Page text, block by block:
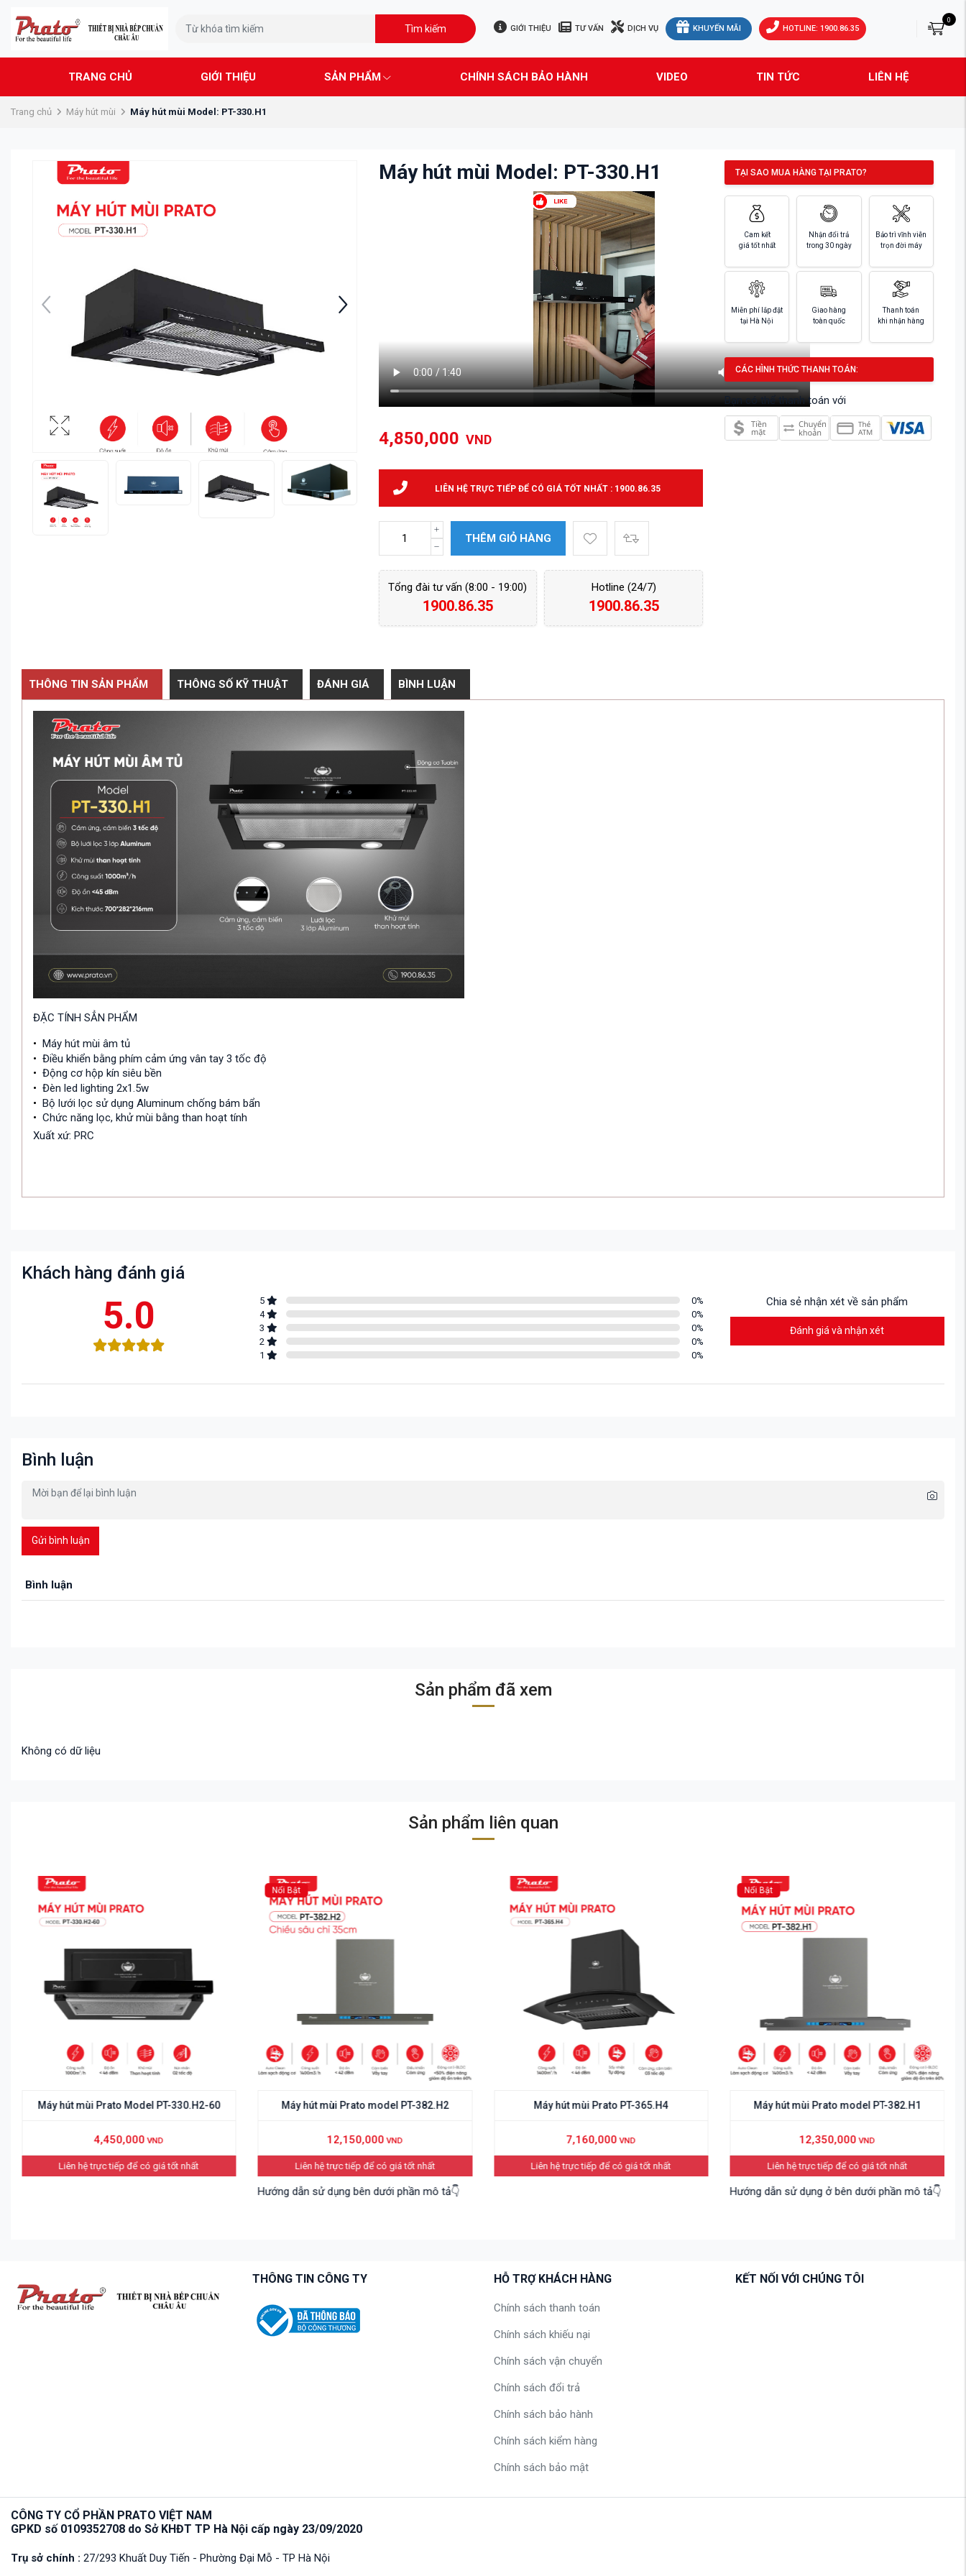
Tìm kiếm GIỚI THIỆU TƯ VẤN DỊCH VỤ KHUYẾN MÃI HOTLINE: 1900.86.35
0
TRANG CHỦ GIỚI THIỆU SẢN PHẨM CHÍNH SÁCH BẢO HÀNH VIDEO TIN TỨC LIÊN HỆ
Trang chủ Máy hút mùi Máy hút mùi Model: PT-330.H1
Máy hút mùi Model: PT-330.H1
4,850,000 VND
LIÊN HỆ TRỰC TIẾP ĐỂ CÓ GIÁ TỐT NHẤT : 1900.86.35
THÊM GIỎ HÀNG
Tổng đài tư vấn (8:00 - 19:00)
1900.86.35
Hotline (24/7)
1900.86.35
TẠI SAO MUA HÀNG TẠI PRATO?
Cam kết
giá tốt nhất
Nhận đổi trả
trong 30 ngày
Bảo trì vĩnh viễn
trọn đời máy
Miễn phí lắp đặt
tại Hà Nội
Giao hàng
toàn quốc
Thanh toán
khi nhận hàng
CÁC HÌNH THỨC THANH TOÁN:
Bạn có thể thanh toán với
THÔNG TIN SẢN PHẨM THÔNG SỐ KỸ THUẬT ĐÁNH GIÁ BÌNH LUẬN
ĐẶC TÍNH SẲN PHẨM
• Máy hút mùi âm tủ
• Điều khiển bằng phím cảm ứng vân tay 3 tốc độ
• Động cơ hộp kín siêu bền
• Đèn led lighting 2x1.5w
• Bộ lưới lọc sử dụng Aluminum chống bám bẩn
• Chức năng lọc, khử mùi bằng than hoạt tính
Xuất xứ: PRC
Khách hàng đánh giá
5.0 5 0%
4
0%
3
0%
2
0%
1
0%
Chia sẻ nhận xét về sản phẩm
Đánh giá và nhận xét
Bình luận
Gửi bình luận
Bình luận
Sản phẩm đã xem
Không có dữ liệu
Sản phẩm liên quan
PT-330.H2-60
có giá tốt nhất
Máy hút mùi Prato model PT-382.H2
Liên hệ trực tiếp để có giá tốt nhất
Hướng dẫn sử dụng bên dưới phần mô tả👇
Máy hút mùi Prato PT-365.H4
Liên hệ trực tiếp để có giá tốt nhất
Máy hút mùi Prato model PT-382.H1
Liên hệ trực tiếp để có giá tốt nhất
Hướng dẫn sử dụng ở bên dưới phần mô tả👇
Máy hút mùi cổ điển
Liên hệ trực tiếp để có
THÔNG TIN CÔNG TY HỖ TRỢ KHÁCH HÀNG
Chính sách thanh toán
Chính sách khiếu nại
Chính sách vận chuyển
Chính sách đổi trả
Chính sách bảo hành
Chính sách kiểm hàng
Chính sách bảo mật
KẾT NỐI VỚI CHÚNG TÔI
CÔNG TY CỔ PHẦN PRATO VIỆT NAM
GPKD số 0109352708 do Sở KHĐT TP Hà Nội cấp ngày 23/09/2020
Trụ sở chính : 27/293 Khuất Duy Tiến - Phường Đại Mỗ - TP Hà Nội